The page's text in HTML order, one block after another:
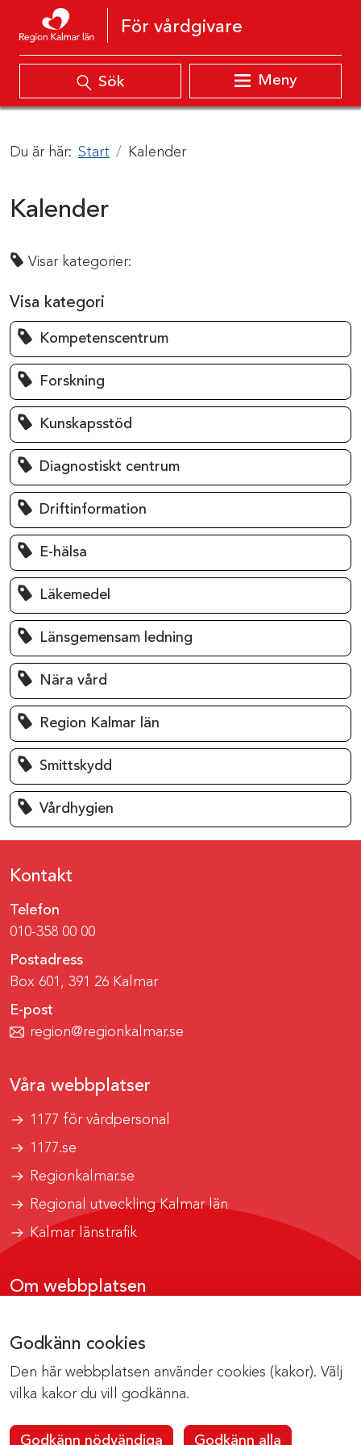
Godkänn cookies
Den här webbplatsen använder cookies (kakor). Välj
vilka kakor du vill godkänna.
Godkänn nödvändiga Godkänn alla
Hoppa till innehåll
För vårdgivare
Sök Meny
Du är här: Start Kalender
Kalender
Visar kategorier:
Visa kategori
Kompetenscentrum
Forskning
Kunskapsstöd
Diagnostiskt centrum
Driftinformation
E-hälsa
Läkemedel
Länsgemensam ledning
Nära vård
Region Kalmar län
Smittskydd
Vårdhygien
Kontakt
Telefon
010-358 00 00
Postadress
Box 601, 391 26 Kalmar
E-post
region@regionkalmar.se
Våra webbplatser
1177 för vårdpersonal
1177.se
Regionkalmar.se
Regional utveckling Kalmar län
Kalmar länstrafik
Om webbplatsen
Om cookies
Kontakta webbredaktionen